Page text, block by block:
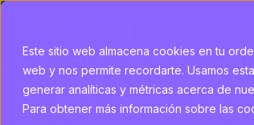
Este sitio web almacena cookies en tu
web y nos permite recordarte. Usamos
generar analíticas y métricas acerca de
Para obtener más información sobre las